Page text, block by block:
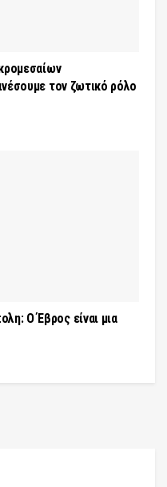
τον ζωτικό ρόλο
Ο Έβρος είναι μια